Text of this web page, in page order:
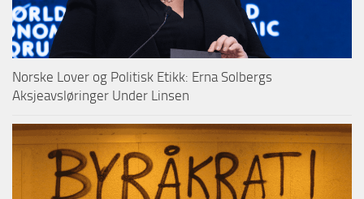
Norske Lover og Politisk Etikk: Erna Solbergs
Aksjeavsløringer Under Linsen